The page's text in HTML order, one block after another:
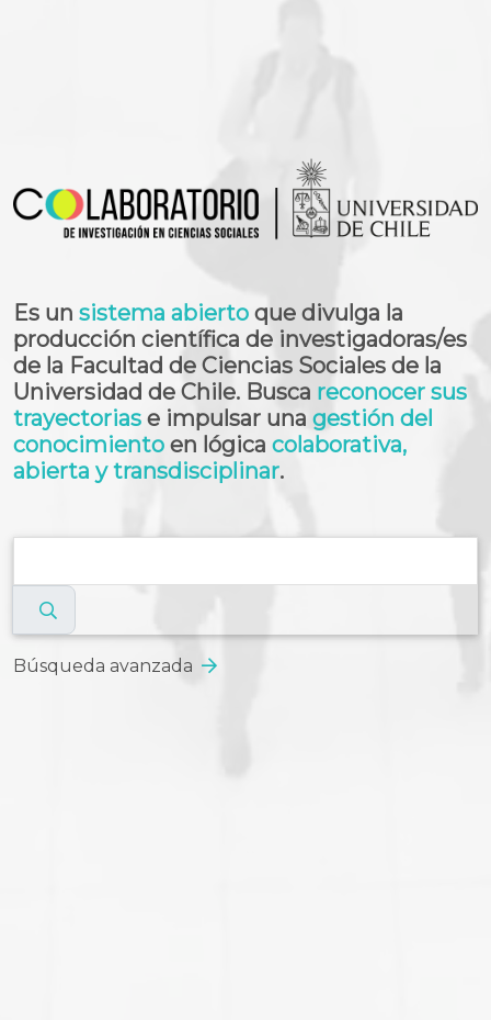
Es un sistema abierto que divulga la
producción científica de investigadoras/es
de la Facultad de Ciencias Sociales de la
Universidad de Chile. Busca reconocer sus
trayectorias e impulsar una gestión del
conocimiento en lógica colaborativa,
abierta y transdisciplinar.
Búsqueda avanzada